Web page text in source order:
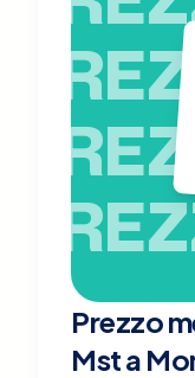
Prezzo
Mst a